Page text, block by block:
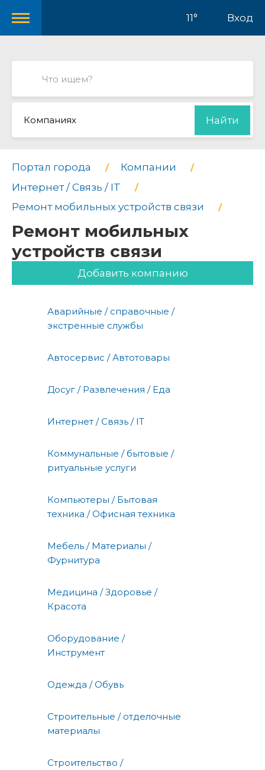
11° Вход
Компаниях Найти
Портал города
Компании
Интернет / Связь / IT
Ремонт мобильных устройств связи
Ремонт мобильных
устройств связи
Добавить компанию
Аварийные / справочные /
экстренные службы
Автосервис / Автотовары
Досуг / Развлечения / Еда
Интернет / Связь / IT
Коммунальные / бытовые /
ритуальные услуги
Компьютеры / Бытовая
техника / Офисная техника
Мебель / Материалы /
Фурнитура
Медицина / Здоровье /
Красота
Оборудование /
Инструмент
Одежда / Обувь
Строительные / отделочные
материалы
Строительство /